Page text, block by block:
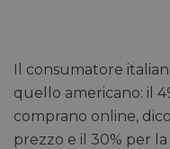
Il consumatore
quello americano: il
comprano online,
prezzo e il 30% per